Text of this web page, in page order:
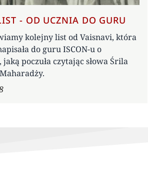
- OD UCZNIA DO GURU
kolejny list od Vaisnavi, która
do guru ISCON-u o
poczuła czytając słowa Śrila